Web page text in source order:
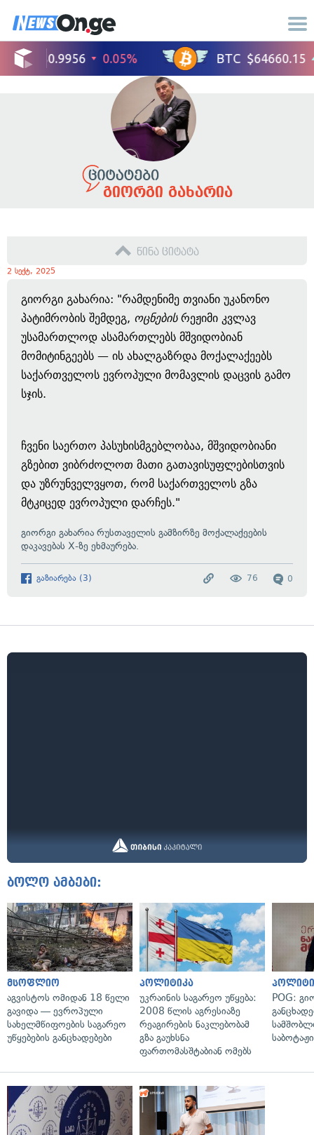
გიორგი გახარია
წინა ციტატა
2 სექტ, 2025
გიორგი გახარია: "რამდენიმე თვიანი უკანონო
პატიმრობის შემდეგ, ოცნებისრეჟიმი კვლავ
უსამართლოდ ასამართლებს მშვიდობიან
მომიტინგეებს — ის ახალგაზრდა მოქალაქეებს
საქართველოს ევროპული მომავლის დაცვის გამო
სჯის.
ჩვენი საერთო პასუხისმგებლობაა, მშვიდობიანი
გზებით ვიბრძოლოთ მათი გათავისუფლებისთვის
და უზრუნველვყოთ, რომ საქართველოს გზა
მტკიცედ ევროპული დარჩეს."
გიორგი გახარია რუსთაველის გამზირზე მოქალაქეების
დაკავებას X-ზე ეხმაურება.
გაზიარება (3) 0
76
ბოლო ამბები:
მსოფლიო
აგვისტოს ომიდან 18 წელი
გავიდა — ევროპული
სახელმწიფოების საგარეო
უწყებების განცხადებები
პოლიტიკა
უკრაინის საგარეო უწყება:
2008 წლის აგრესიაზე
რეაგირების ნაკლებობამ
გზა გაუხსნა
ფართომასშტაბიან ომებს
POG: